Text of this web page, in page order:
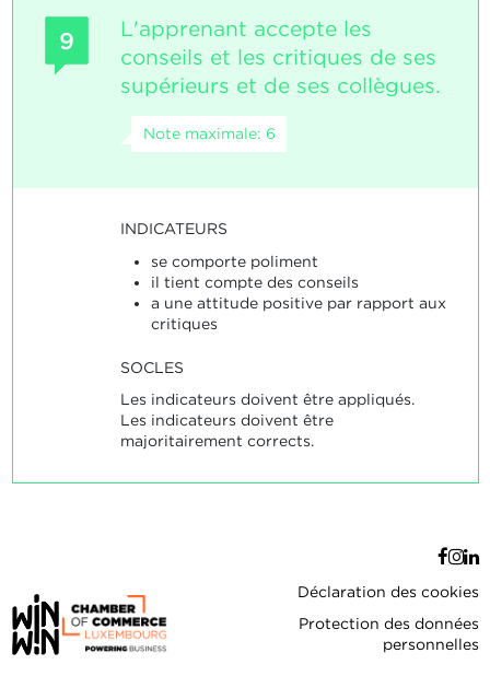
9
L'apprenant accepte les
conseils et les critiques de ses
supérieurs et de ses collègues.
Note maximale: 6
INDICATEURS
se comporte poliment
il tient compte des conseils
a une attitude positive par rapport aux
critiques
SOCLES
Les indicateurs doivent être appliqués.
Les indicateurs doivent être
majoritairement corrects.
Déclaration des cookies
Protection des données
personnelles